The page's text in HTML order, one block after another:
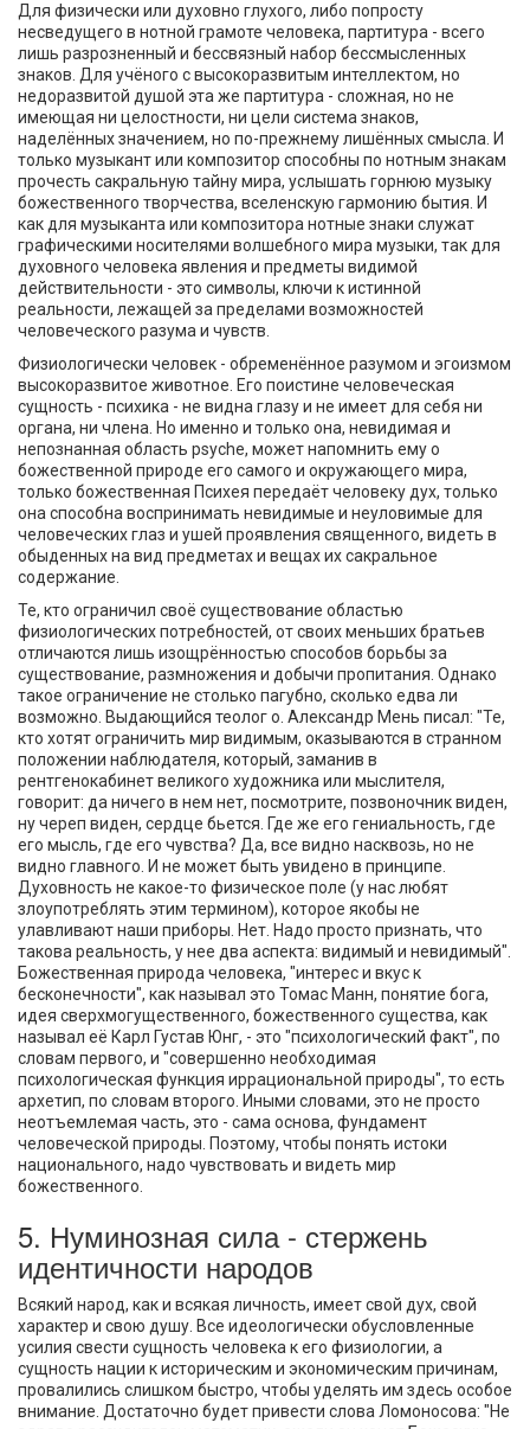
Для физически или духовно глухого, либо попросту
несведущего в нотной грамоте человека, партитура - всего
лишь разрозненный и бессвязный набор бессмысленных
знаков. Для учёного с высокоразвитым интеллектом, но
недоразвитой душой эта же партитура - сложная, но не
имеющая ни целостности, ни цели система знаков,
наделённых значением, но по-прежнему лишённых смысла. И
только музыкант или композитор способны по нотным знакам
прочесть сакральную тайну мира, услышать горнюю музыку
божественного творчества, вселенскую гармонию бытия. И
как для музыканта или композитора нотные знаки служат
графическими носителями волшебного мира музыки, так для
духовного человека явления и предметы видимой
действительности - это символы, ключи к истинной
реальности, лежащей за пределами возможностей
человеческого разума и чувств.
Физиологически человек - обременённое разумом и эгоизмом
высокоразвитое животное. Его поистине человеческая
сущность - психика - не видна глазу и не имеет для себя ни
органа, ни члена. Но именно и только она, невидимая и
непознанная область psyche, может напомнить ему о
божественной природе его самого и окружающего мира,
только божественная Психея передаёт человеку дух, только
она способна воспринимать невидимые и неуловимые для
человеческих глаз и ушей проявления священного, видеть в
обыденных на вид предметах и вещах их сакральное
содержание.
Те, кто ограничил своё существование областью
физиологических потребностей, от своих меньших братьев
отличаются лишь изощрённостью способов борьбы за
существование, размножения и добычи пропитания. Однако
такое ограничение не столько пагубно, сколько едва ли
возможно. Выдающийся теолог о. Александр Мень писал: "Те,
кто хотят ограничить мир видимым, оказываются в странном
положении наблюдателя, который, заманив в
рентгенокабинет великого художника или мыслителя,
говорит: да ничего в нем нет, посмотрите, позвоночник виден,
ну череп виден, сердце бьется. Где же его гениальность, где
его мысль, где его чувства? Да, все видно насквозь, но не
видно главного. И не может быть увидено в принципе.
Духовность не какое-то физическое поле (у нас любят
злоупотреблять этим термином), которое якобы не
улавливают наши приборы. Нет. Надо просто признать, что
такова реальность, у нее два аспекта: видимый и невидимый".
Божественная природа человека, "интерес и вкус к
бесконечности", как называл это Томас Манн, понятие бога,
идея сверхмогущественного, божественного существа, как
называл её Карл Густав Юнг, - это "психологический факт", по
словам первого, и "совершенно необходимая
психологическая функция иррациональной природы", то есть
архетип, по словам второго. Иными словами, это не просто
неотъемлемая часть, это - сама основа, фундамент
человеческой природы. Поэтому, чтобы понять истоки
национального, надо чувствовать и видеть мир
божественного.
5. Нуминозная сила - стержень
идентичности народов
Всякий народ, как и всякая личность, имеет свой дух, свой
характер и свою душу. Все идеологически обусловленные
усилия свести сущность человека к его физиологии, а
сущность нации к историческим и экономическим причинам,
провалились слишком быстро, чтобы уделять им здесь особое
внимание. Достаточно будет привести слова Ломоносова: "Не